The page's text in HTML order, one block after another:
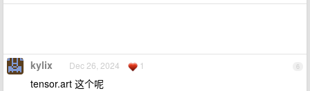
6
kylix Dec 26, 2024 1
tensor.art 这个呢